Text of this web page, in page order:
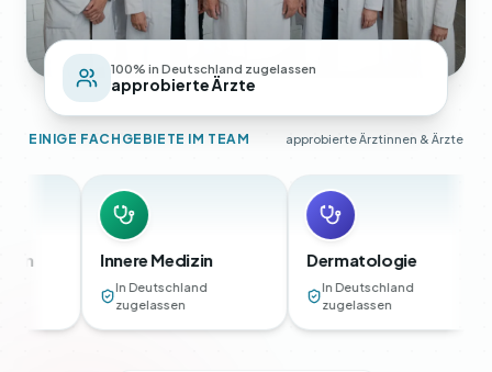
100% in Deutschland zugelassen
approbierte Ärzte
EINIGE FACHGEBIETE IM TEAM approbierte Ärztinnen & Ärzte
Innere Medizin
In Deutschland
zugelassen
Dermatologie
In Deutschland
zugelassen